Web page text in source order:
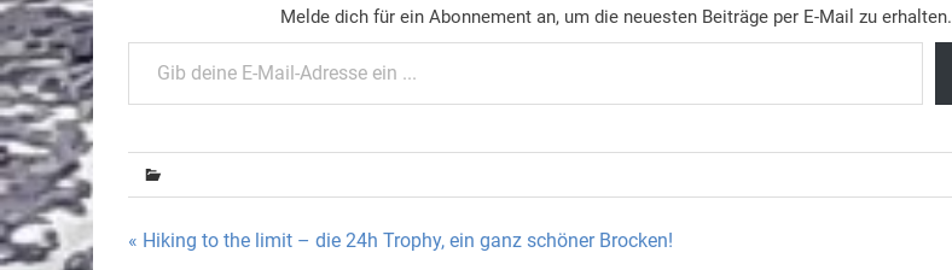
Melde dich für ein Abonnement an, um die neuesten Beiträge per E-Mail zu erhalten.
Gib deine E-Mail-Adresse ein ...
Beitragsnavigation
« Hiking to the limit – die 24h Trophy, ein ganz schöner Brocken!